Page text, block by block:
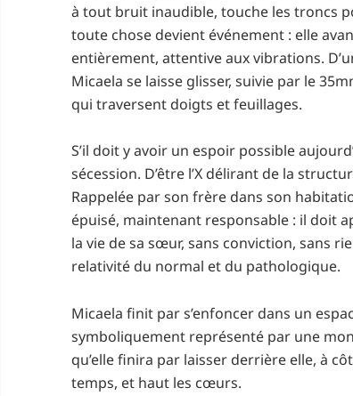
à tout bruit inaudible, touche les troncs
toute chose devient événement : elle
entièrement, attentive aux vibrations.
Micaela se laisse glisser, suivie par le
qui traversent doigts et feuillages.
S’il doit y avoir un espoir possible
sécession. D’être l’X délirant de la
Rappelée par son frère dans son
épuisé, maintenant responsable : il doit
la vie de sa sœur, sans conviction, sans
relativité du normal et du pathologique.
Micaela finit par s’enfoncer dans un
symboliquement représenté par une
qu’elle finira par laisser derrière elle, à
temps, et haut les cœurs.